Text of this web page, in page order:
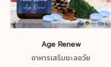
Age Renew
อาหารเสริมชะลอวัย